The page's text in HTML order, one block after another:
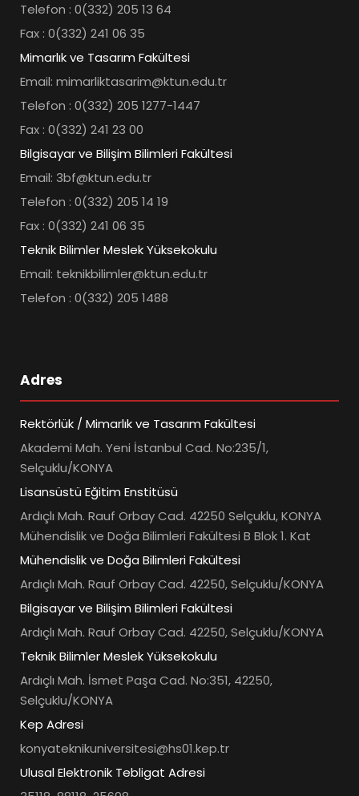
Telefon : 0(332) 205 13 64
Fax : 0(332) 241 06 35
Mimarlık ve Tasarım Fakültesi
Email: mimarliktasarim@ktun.edu.tr
Telefon : 0(332) 205 1277-1447
Fax : 0(332) 241 23 00
Bilgisayar ve Bilişim Bilimleri Fakültesi
Email: 3bf@ktun.edu.tr
Telefon : 0(332) 205 14 19
Fax : 0(332) 241 06 35
Teknik Bilimler Meslek Yüksekokulu
Email: teknikbilimler@ktun.edu.tr
Telefon : 0(332) 205 1488
Adres
Rektörlük / Mimarlık ve Tasarım Fakültesi
Akademi Mah. Yeni İstanbul Cad. No:235/1,
Selçuklu/KONYA
Lisansüstü Eğitim Enstitüsü
Ardıçlı Mah. Rauf Orbay Cad. 42250 Selçuklu, KONYA
Mühendislik ve Doğa Bilimleri Fakültesi B Blok 1. Kat
Mühendislik ve Doğa Bilimleri Fakültesi
Ardıçlı Mah. Rauf Orbay Cad. 42250, Selçuklu/KONYA
Bilgisayar ve Bilişim Bilimleri Fakültesi
Ardıçlı Mah. Rauf Orbay Cad. 42250, Selçuklu/KONYA
Teknik Bilimler Meslek Yüksekokulu
Ardıçlı Mah. İsmet Paşa Cad. No:351, 42250,
Selçuklu/KONYA
Kep Adresi
konyateknikuniversitesi@hs01.kep.tr
Ulusal Elektronik Tebligat Adresi